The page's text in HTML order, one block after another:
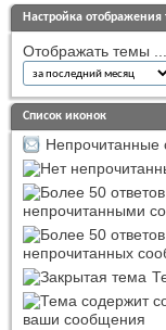
Настройка отображения
Отображать темы ...
Список иконок
Непрочитанные
непрочитанными
непрочитанных
ваши сообщения